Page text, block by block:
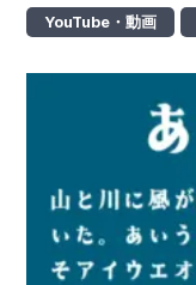
YouTube・動画